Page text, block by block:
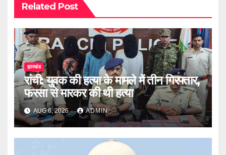
Related Post
झारखंड
रांची: युवक की हत्या के मामले में तीन गिरफ्तार,
फरसा से मारकर की थी हत्या
AUG 6, 2026 ADMIN